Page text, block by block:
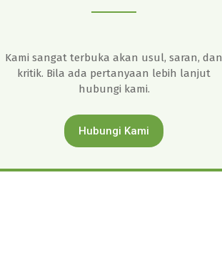
Kami sangat terbuka akan usul, saran, dan
kritik. Bila ada pertanyaan lebih lanjut
hubungi kami.
Hubungi Kami